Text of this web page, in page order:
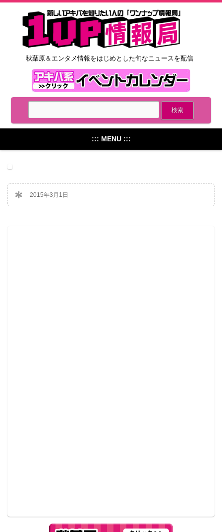
秋葉原＆エンタメ情報をはじめとした旬なニュースを配信
::: MENU :::
2015年3月1日